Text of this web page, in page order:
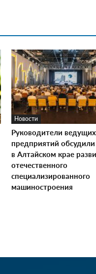
Новости
Руководители ведущих
предприятий обсудили
в Алтайском крае
отечественного
специализированного
машиностроения